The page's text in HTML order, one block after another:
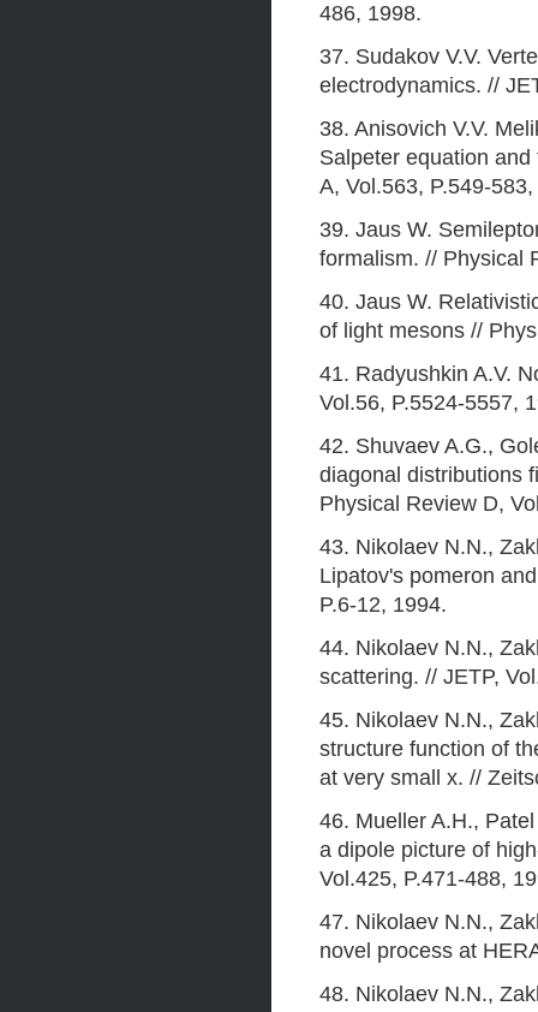
486, 1998.
37. Sudakov V.V.
electrodynamics. //
38. Anisovich V.V.
Salpeter equation
A, Vol.563, P.549-
39. Jaus W.
formalism. // Physical
40. Jaus W.
of light mesons //
41. Radyushkin A.V.
Vol.56, P.5524-5557,
42. Shuvaev A.G.,
diagonal distributions
Physical Review D,
43. Nikolaev N.N.,
Lipatov's pomeron
P.6-12, 1994.
44. Nikolaev N.N.,
scattering. // JETP,
45. Nikolaev N.N.,
structure function of
at very small x. //
46. Mueller A.H.,
a dipole picture of
Vol.425, P.471-488,
47. Nikolaev N.N.,
novel process at
48. Nikolaev N.N.,